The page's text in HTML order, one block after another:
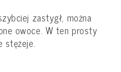
zastygł, można
owoce. W ten prosty
stężeje.